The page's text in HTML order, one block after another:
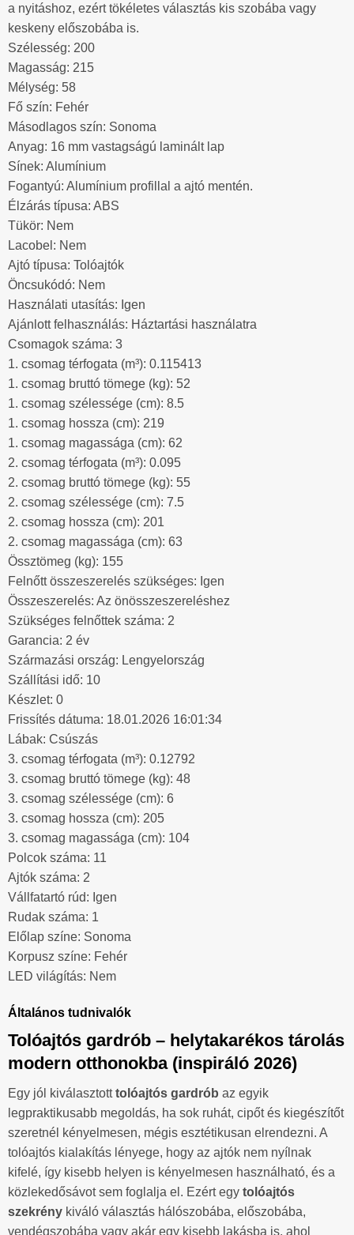
a nyitáshoz, ezért tökéletes választás kis szobába vagy
keskeny előszobába is.
Szélesség: 200
Magasság: 215
Mélység: 58
Fő szín: Fehér
Másodlagos szín: Sonoma
Anyag: 16 mm vastagságú laminált lap
Sínek: Alumínium
Fogantyú: Alumínium profillal a ajtó mentén.
Élzárás típusa: ABS
Tükör: Nem
Lacobel: Nem
Ajtó típusa: Tolóajtók
Öncsukódó: Nem
Használati utasítás: Igen
Ajánlott felhasználás: Háztartási használatra
Csomagok száma: 3
1. csomag térfogata (m³): 0.115413
1. csomag bruttó tömege (kg): 52
1. csomag szélessége (cm): 8.5
1. csomag hossza (cm): 219
1. csomag magassága (cm): 62
2. csomag térfogata (m³): 0.095
2. csomag bruttó tömege (kg): 55
2. csomag szélessége (cm): 7.5
2. csomag hossza (cm): 201
2. csomag magassága (cm): 63
Össztömeg (kg): 155
Felnőtt összeszerelés szükséges: Igen
Összeszerelés: Az önösszeszereléshez
Szükséges felnőttek száma: 2
Garancia: 2 év
Származási ország: Lengyelország
Szállítási idő: 10
Készlet: 0
Frissítés dátuma: 18.01.2026 16:01:34
Lábak: Csúszás
3. csomag térfogata (m³): 0.12792
3. csomag bruttó tömege (kg): 48
3. csomag szélessége (cm): 6
3. csomag hossza (cm): 205
3. csomag magassága (cm): 104
Polcok száma: 11
Ajtók száma: 2
Vállfatartó rúd: Igen
Rudak száma: 1
Előlap színe: Sonoma
Korpusz színe: Fehér
LED világítás: Nem
Általános tudnivalók
Tolóajtós gardrób – helytakarékos tárolás
modern otthonokba (inspiráló 2026)
Egy jól kiválasztotttolóajtós gardrób az egyik
legpraktikusabb megoldás, ha sok ruhát, cipőt és kiegészítőt
szeretnél kényelmesen, mégis esztétikusan elrendezni. A
tolóajtós kialakítás lényege, hogy az ajtók nem nyílnak
kifelé, így kisebb helyen is kényelmesen használható, és a
közlekedősávot sem foglalja el. Ezért egy tolóajtós
szekrény kiváló választás hálószobába, előszobába,
vendégszobába vagy akár egy kisebb lakásba is, ahol